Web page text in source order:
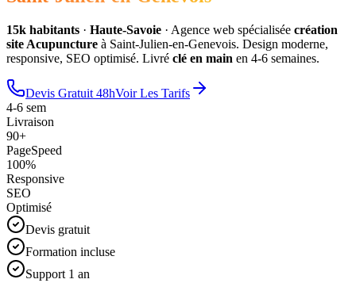
15k habitants · Haute-Savoie · Agence web spécialisée création
site Acupuncture à Saint-Julien-en-Genevois. Design moderne,
responsive, SEO optimisé. Livré clé en main en 4-6 semaines.
Devis Gratuit 48hVoir Les Tarifs
4-6 sem
Livraison
90+
PageSpeed
100%
Responsive
SEO
Optimisé
Devis gratuit
Formation incluse
Support 1 an